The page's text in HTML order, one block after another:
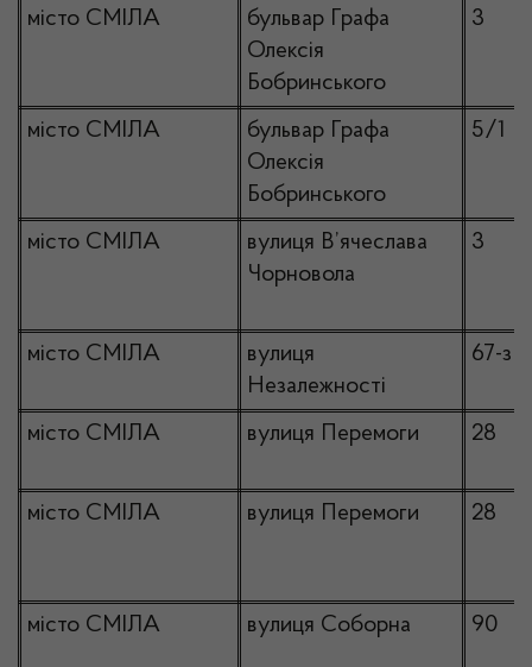
місто СМІЛА
бульвар Графа
Олексія
Бобринського
3
місто СМІЛА
бульвар Графа
Олексія
Бобринського
5/1
місто СМІЛА
вулиця В’ячеслава
Чорновола
3
місто СМІЛА
вулиця
Незалежності
67-з
місто СМІЛА вулиця Перемоги 28
місто СМІЛА вулиця Перемоги 28
місто СМІЛА вулиця Соборна 90